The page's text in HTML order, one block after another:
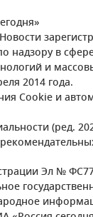
надзору в
и
2014 года.
Cookie и
(ред.
Эл №